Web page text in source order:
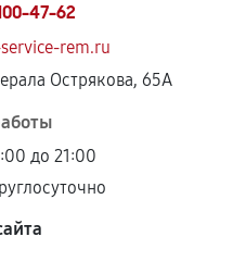
47-62
rem.ru
Острякова, 65А
до 21:00